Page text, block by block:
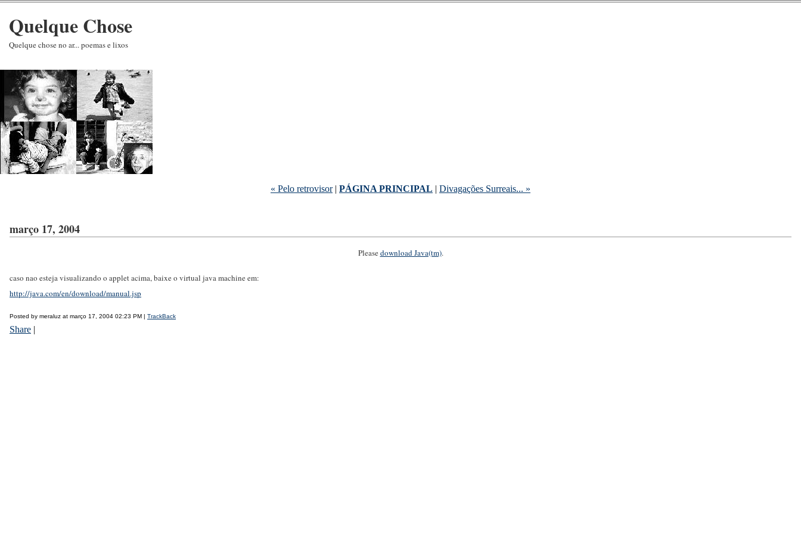
Quelque Chose
Quelque chose no ar... poemas e lixos
« Pelo retrovisor| PÁGINA PRINCIPAL | Divagações Surreais... »
março 17, 2004
Pleasedownload Java(tm).
caso nao esteja visualizando o applet acima, baixe o virtual java machine em:
http://java.com/en/download/manual.jsp
Posted by meraluz at março 17, 2004 02:23 PM | TrackBack
Share |